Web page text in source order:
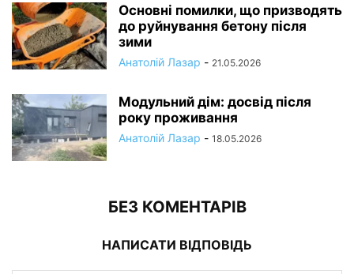
Основні помилки, що призводять
до руйнування бетону після
зими
Анатолій Лазар - 21.05.2026
Модульний дім: досвід після
року проживання
Анатолій Лазар - 18.05.2026
БЕЗ КОМЕНТАРІВ
НАПИСАТИ ВІДПОВІДЬ